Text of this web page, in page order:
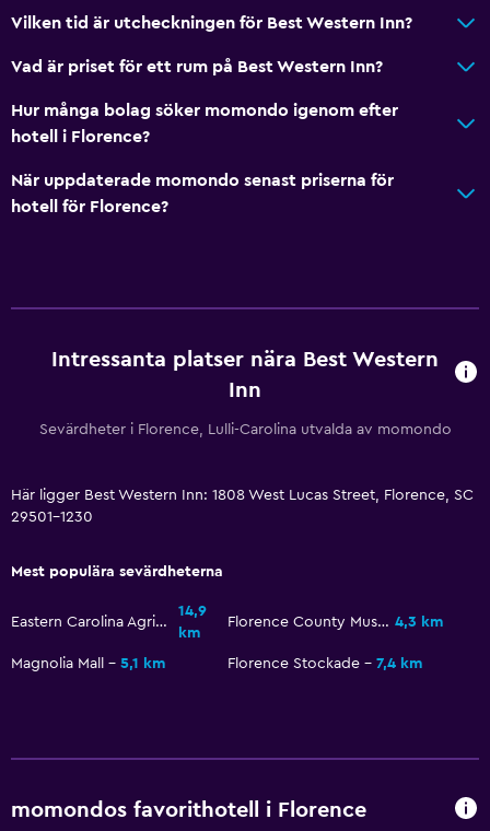
Högre toalett
Parkering och transport
Gratis parkering
Privat parkering
Fax/kopieringsmöjligheter
Ljudisolerade rum
Kabel- eller satellit-TV
Utomhus
Strandstolar
Strykjärn och strykbräda
Pool
Vilken tid är utcheckningen för Best Western Inn?
Vad är priset för ett rum på Best Western Inn?
Hur många bolag söker momondo igenom efter
hotell i Florence?
När uppdaterade momondo senast priserna för
hotell för Florence?
Intressanta platser nära Best Western
Inn
Sevärdheter i Florence, Lulli-Carolina utvalda av momondo
Här ligger Best Western Inn: 1808 West Lucas Street, Florence, SC
29501-1230
Mest populära sevärdheterna
Eastern Carolina Agricultural Fair
14,9
km
Florence County Museum 4,3 km
Magnolia Mall 5,1 km Florence Stockade 7,4 km
momondos favorithotell i Florence